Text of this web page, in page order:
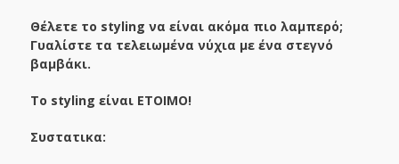
Θέλετε το styling να είναι ακόμα πιο λαμπερό;
Γυαλίστε τα τελειωμένα νύχια με ένα στεγνό
βαμβάκι.
Το styling είναι ΕΤΟΙΜΟ!
Συστατικα: